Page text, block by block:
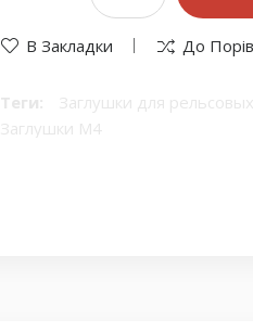
В Закладки До
Теги: Заглушки для
Заглушки M4